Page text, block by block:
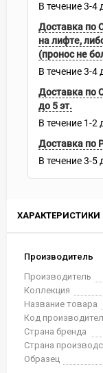
ХАРАКТЕРИСТИКИ
Производитель
Производитель
Коллекция
Название товара
Код
Страна бренда
Страна
Образец
В течение3-4
Доставка по
на лифте,
(пронос не
В течение3-4
Доставка по
до 5 эт.
В течение 1-2
Доставка по
В течение3-5